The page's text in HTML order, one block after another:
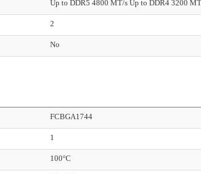
2
No
FCBGA1744
1
100°C